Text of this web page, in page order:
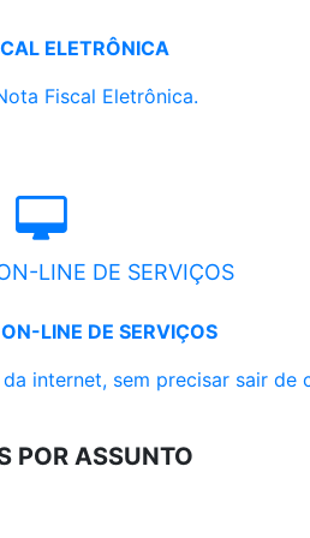
ELETRÔNICA
Fiscal Eletrônica.
LINE DE SERVIÇOS
LINE DE SERVIÇOS
internet, sem precisar sair de
POR ASSUNTO